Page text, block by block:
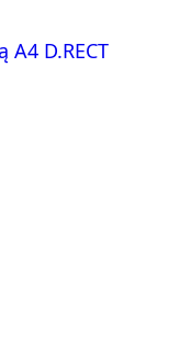
D.RECT